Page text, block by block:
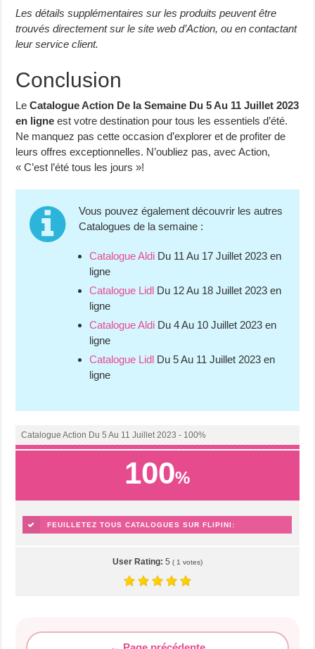
Les détails supplémentaires sur les produits peuvent être
trouvés directement sur le site web d’Action, ou en contactant
leur service client.
Conclusion
LeCatalogue Action De la Semaine Du 5 Au 11 Juillet 2023
en ligne est votre destination pour tous les essentiels d’été.
Ne manquez pas cette occasion d’explorer et de profiter de
leurs offres exceptionnelles. N’oubliez pas, avec Action,
« C’est l’été tous les jours »!
Vous pouvez également découvrir les autres
Catalogues de la semaine :
Catalogue Aldi Du 11 Au 17 Juillet 2023 en
ligne
Catalogue Lidl Du 12 Au 18 Juillet 2023 en
ligne
Catalogue Aldi Du 4 Au 10 Juillet 2023 en
ligne
Catalogue Lidl Du 5 Au 11 Juillet 2023 en
ligne
Catalogue Action Du 5 Au 11 Juillet 2023 - 100%
100%
FEUILLETEZ TOUS CATALOGUES SUR FLIPINI:
User Rating: 5 ( 1 votes)